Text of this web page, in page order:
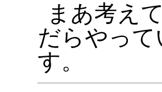
まあ考え
だらやっ
す。